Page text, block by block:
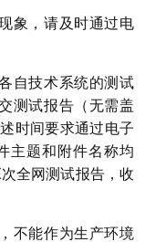
象，请及时通过电
自技术系统的测试
测试报告（无需盖
时间要求通过电子
主题和附件名称均
全网测试报告，收
不能作为生产环境